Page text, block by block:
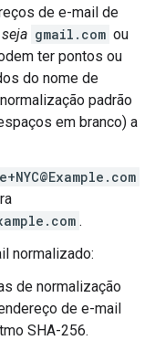
de e-mail de
gmail.com ou
ter pontos ou
do nome de
padrão
em branco) a
.
normalizado:
de normalização
de e-mail
SHA-256.